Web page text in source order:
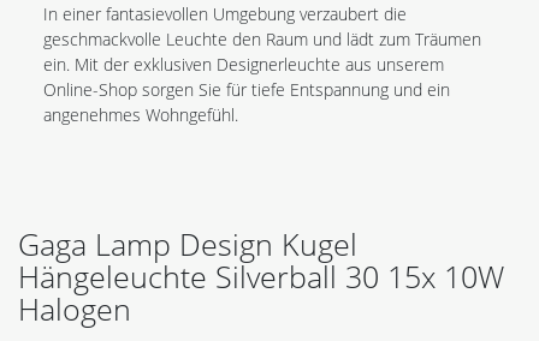
In einer fantasievollen Umgebung verzaubert die
geschmackvolle Leuchte den Raum und lädt zum Träumen
ein. Mit der exklusiven Designerleuchte aus unserem
Online-Shop sorgen Sie für tiefe Entspannung und ein
angenehmes Wohngefühl.
Gaga Lamp Design Kugel
Hängeleuchte Silverball 30 15x 10W
Halogen